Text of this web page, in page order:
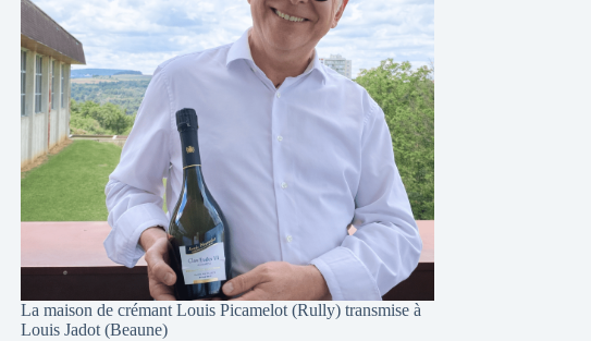
La maison de crémant Louis Picamelot (Rully) transmise à
Louis Jadot (Beaune)